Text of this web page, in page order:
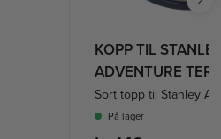
KOPP TIL
ADVENTURE
Sort topp til Stanley
På lager